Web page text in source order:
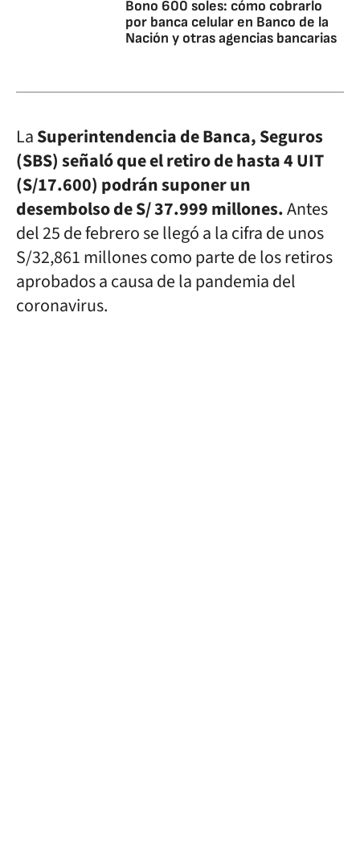
Bono 600 soles: cómo cobrarlo
por banca celular en Banco de la
Nación y otras agencias bancarias
LaSuperintendencia de Banca, Seguros
(SBS) señaló que el retiro de hasta 4 UIT
(S/17.600) podrán suponer un
desembolso de S/ 37.999 millones.Antes
del 25 de febrero se llegó a la cifra de unos
S/32,861 millones como parte de los retiros
aprobados a causa de la pandemia del
coronavirus.